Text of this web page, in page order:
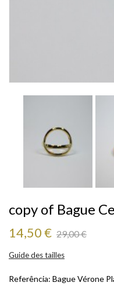
copy of Bague
14,50 € 29,00 €
Guide des tailles
Referência: Bague Vérone